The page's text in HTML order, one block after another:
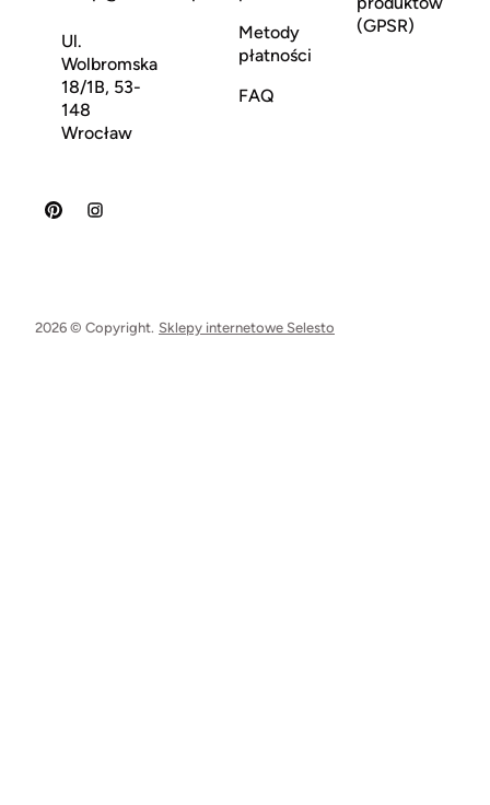
Ul.
Wolbromska
18/1B, 53-
148
Wrocław
Metody
płatności
FAQ
(GPSR)
2026 © Copyright. Sklepy internetowe Selesto